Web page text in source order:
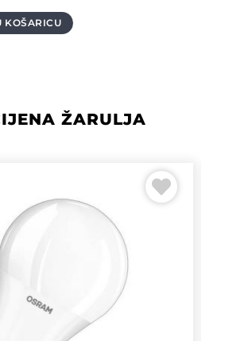
KOŠARICU
ŽARULJA